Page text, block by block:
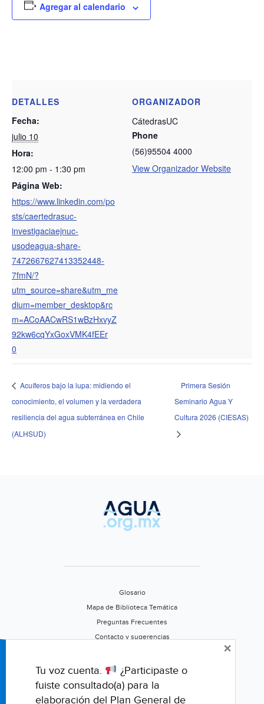
Agregar al calendario
DETALLES
Fecha:
julio 10
Hora:
12:00 pm - 1:30 pm
Página Web:
https://www.linkedin.com/po
sts/caertedrasuc-
investigaciaejnuc-
usodeagua-share-
7472667627413352448-
7fmN/?
utm_source=share&utm_me
dium=member_desktop&rc
m=ACoAACwRS1wBzHxvyZ
92kw6cqYxGoxVMK4fEEr
0
ORGANIZADOR
CátedrasUC
Phone
(56)95504 4000
View Organizador Website
Acuíferos bajo la lupa: midiendo el
conocimiento, el volumen y la verdadera
resiliencia del agua subterránea en Chile
(ALHSUD)
Primera Sesión
Seminario Agua Y
Cultura 2026 (CIESAS)
Glosario
Mapa de Biblioteca Temática
Preguntas Frecuentes
Contacto y sugerencias
Califica este portal
Tu voz cuenta.
¿Participaste o
fuiste consultado(a) para la
elaboración del Plan General de
×